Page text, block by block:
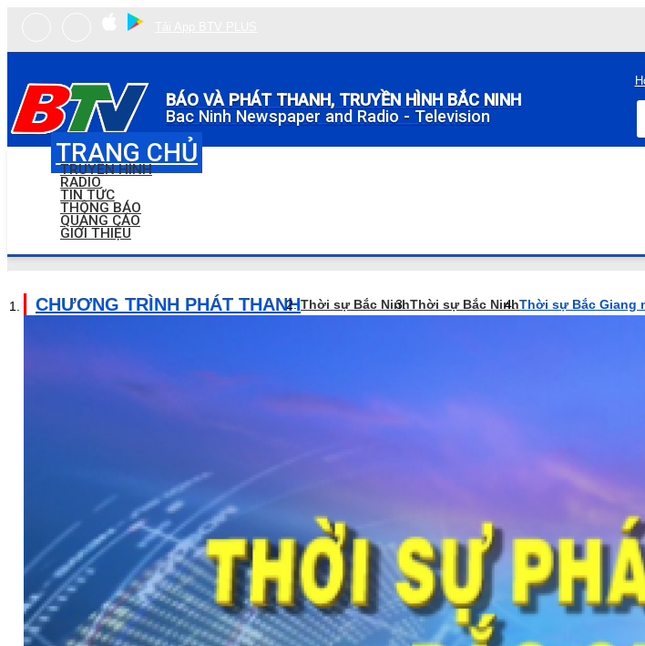
BÁO VÀ PHÁT THANH, TRUYỀN HÌNH BẮC NINH
Bac Ninh Newspaper and Radio - Television
TRANG CHỦ
TRUYỀN HÌNH
RADIO
TIN TỨC
THÔNG BÁO
QUẢNG CÁO
GIỚI THIỆU
CHƯƠNG TRÌNH PHÁT THANHThời sự Bắc NinhThời sự Bắc NinhThời sự Bắc Giang